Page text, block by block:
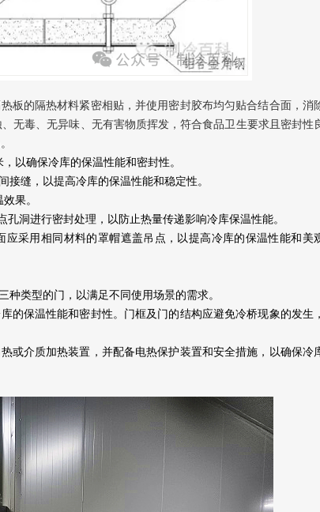
板的隔热材料紧密相贴，并使用密封胶布均匀贴合结合面，消
无毒、无异味、无有害物质挥发，符合食品卫生要求且密封性
以确保冷库的保温性能和密封性。
接缝，以提高冷库的保温性能和稳定性。
果。
孔洞进行密封处理，以防止热量传递影响冷库保温性能。
应采用相同材料的罩帽遮盖吊点，以提高冷库的保温性能和美
种类型的门，以满足不同使用场景的需求。
的保温性能和密封性。门框及门的结构应避免冷桥现象的发生，
或介质加热装置，并配备电热保护装置和安全措施，以确保冷